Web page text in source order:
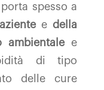
spesso a
edella
ambientale e
di tipo
delle cure